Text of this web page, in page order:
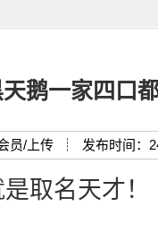
天鹅一家四口
员/上传 ┊ 发布时间：
取名天才！